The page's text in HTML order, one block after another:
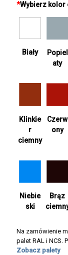
*Wybierz kolor
Biały
Popiel
aty
Klinkie
r
ciemny
Czerw
ony
Niebie
ski
Brąz
Na zamówienie
palet RAL i NCS.
Zobacz palety